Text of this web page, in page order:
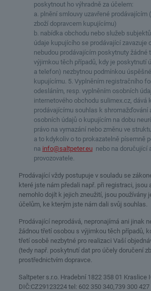
poskytnout ho výhradně za účelem:
a. plnění smlouvy uzavřené prodávajícím
zboží dopravcem kupujícímu)
b. nabídka obchodu nebo služeb
údaje kupujícího se prodávající zavazuje
nebudou prodávajícím poskytnuty žádné
výjimkou těch případů, kdy je poskytnutí
a telefon) nezbytnou podmínkou
kupujícímu. 5. Vyplněním registračního
odesláním, resp. vyplněním osobních
internetového obchodu sulimex.cz, dává
prodávajícímu souhlas k shromažďování
osobních údajů o kupujícím na dobu
právo na vymazání nebo změnu ve
a to kdykoliv o to prokazatelně písemně
na info@saltpeter.eunebo na doručující
provozovatele.
Prodávající vždy postupuje v souladu se
které jste nám předali např. při registraci, jsou
nemohlo dojít k jejich zneužití, jsou používány
účelům, ke kterým jste nám dali svůj souhlas.
Prodávající neprodává, nepronajímá ani jinak
žádnou třetí osobou s výjimkou těch případů,
třetí osobě nezbytné pro realizaci Vaší
(tedy např. poskytnutí dat pro účely doručení
prostřednictvím dopravce.
Saltpeter s.r.o. Hradební 1822 358 01 Kraslice
DIČ:CZ29123224 tel: 602 350 340,739 300